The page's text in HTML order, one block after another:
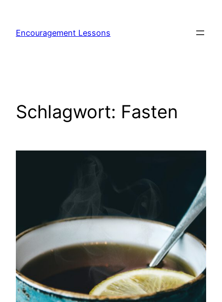
Encouragement Lessons
Schlagwort: Fasten